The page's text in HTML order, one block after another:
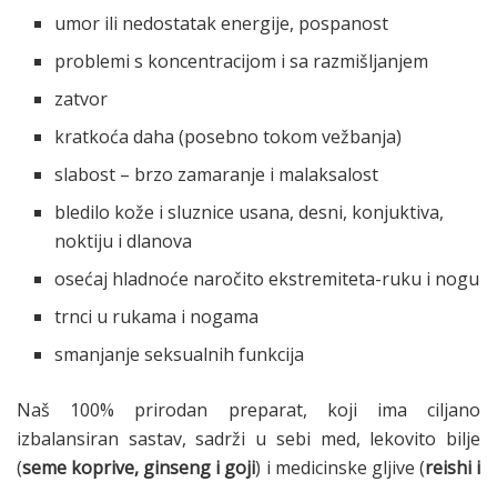
umor ili nedostatak energije, pospanost
problemi s koncentracijom i sa razmišljanjem
zatvor
kratkoća daha (posebno tokom vežbanja)
slabost – brzo zamaranje i malaksalost
bledilo kože i sluznice usana, desni, konjuktiva,
noktiju i dlanova
osećaj hladnoće naročito ekstremiteta-ruku i nogu
trnci u rukama i nogama
smanjanje seksualnih funkcija
Naš 100% prirodan preparat, koji ima ciljano
izbalansiran sastav, sadrži u sebi med, lekovito bilje
(seme koprive, ginseng i goji) i medicinske gljive (reishi i